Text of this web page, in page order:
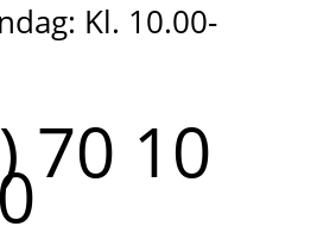
Kl. 10.00-
70 10